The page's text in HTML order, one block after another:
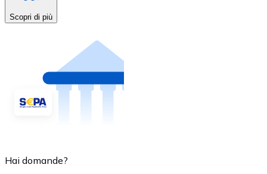
Scopri di più
Hai domande?